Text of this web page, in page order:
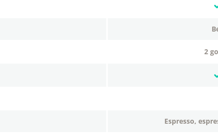
2
espresso,